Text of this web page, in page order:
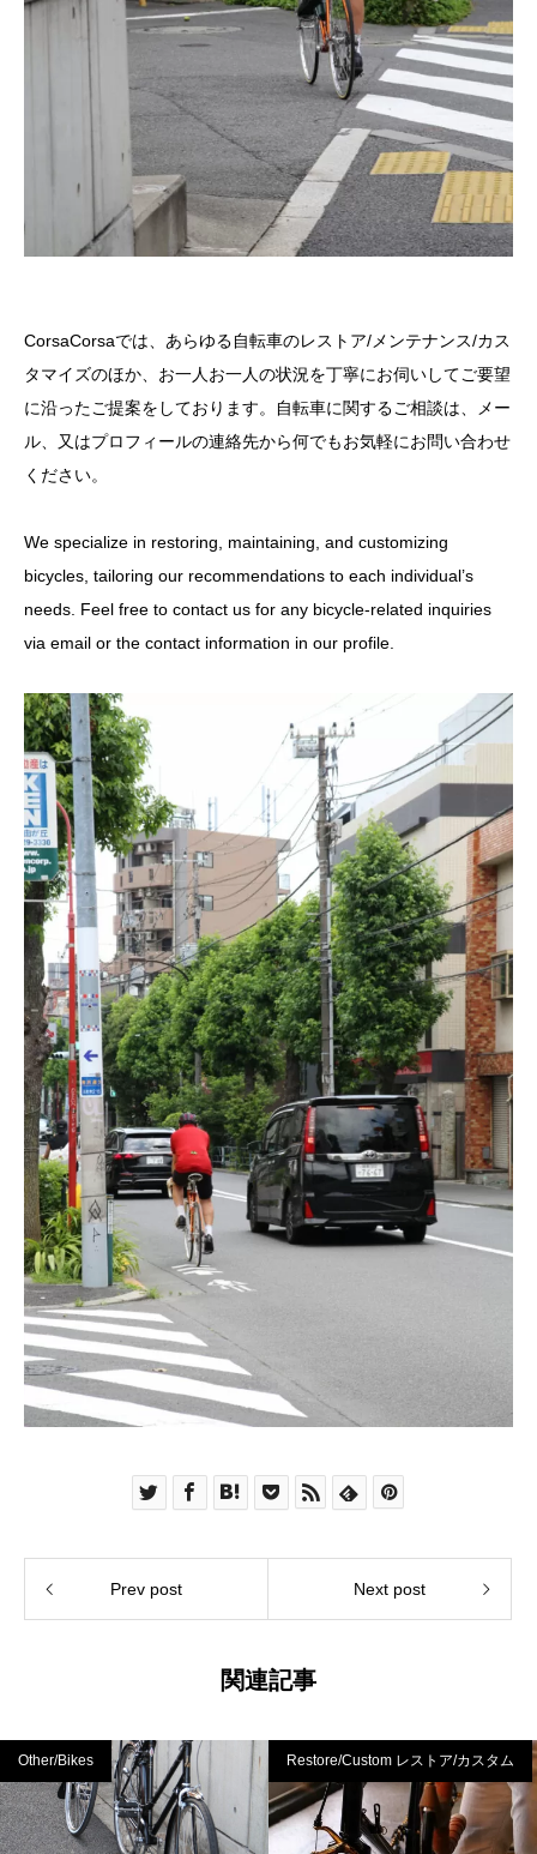
CorsaCorsaでは、あらゆる自転車のレストア/メンテナンス/カス
タマイズのほか、お一人お一人の状況を丁寧にお伺いしてご要望
に沿ったご提案をしております。自転車に関するご相談は、メー
ル、又はプロフィールの連絡先から何でもお気軽にお問い合わせ
ください。
We specialize in restoring, maintaining, and customizing
bicycles, tailoring our recommendations to each individual’s
needs. Feel free to contact us for any bicycle-related inquiries
via email or the contact information in our profile.
Prev post Next post
関連記事
Other/Bikes Restore/Custom レストア/カスタム